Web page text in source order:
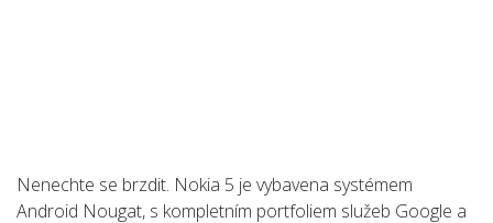
Nenechte se brzdit. Nokia 5 je vybavena systémem
Android Nougat, s kompletním portfoliem služeb Google a